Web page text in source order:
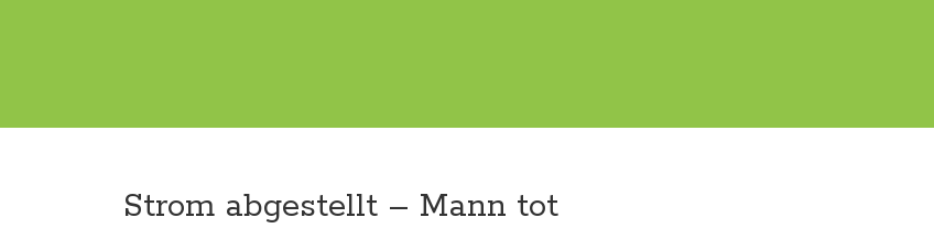
Strom abgestellt – Mann tot